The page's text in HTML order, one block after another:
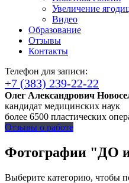
Увеличение
Видео
Образование
Отзывы
Контакты
Телефон для записи:
+7 (383) 239-22-22
Олег Александрович
кандидат медицинских наук
более 6500 пластических
Отзывы о работе
Фотографии "ДО
Выберите категорию, чтобы